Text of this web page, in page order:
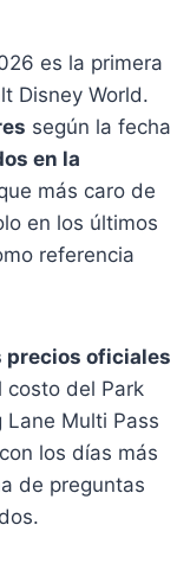
es la primera
Disney World.
según la fecha
en la
más caro de
en los últimos
referencia
precios oficiales
del Park
Multi Pass
los días más
de preguntas